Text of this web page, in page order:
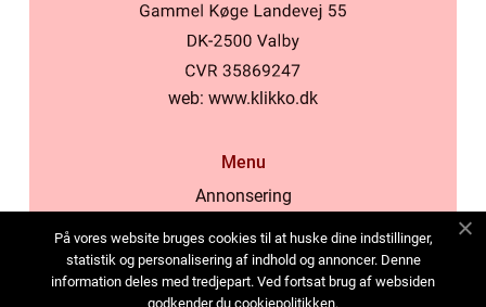
web: www.klikko.dk
Menu
Annonsering
Cookies
Kontakta oss
På vores website bruges cookies til at huske dine indstillinger,
statistik og personalisering af indhold og annoncer. Denne
information deles med tredjepart. Ved fortsat brug af websiden
godkender du cookiepolitikken.